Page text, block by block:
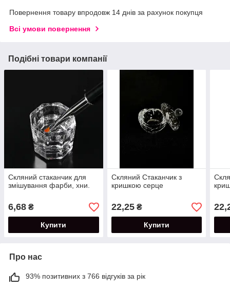
Повернення товару впродовж 14 днів за рахунок покупця
Всі умови повернення
Подібні товари компанії
Скляний стаканчик для
змішування фарби, хни.
6,68 ₴
Купити
Скляний Стаканчик з
кришкою серце
22,25₴
Купити
Про нас
93% позитивних з 766 відгуків за рік